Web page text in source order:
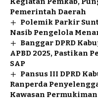
Pemerintah Daerah
Polemik Parkir
Nasib Pengelola
Banggar DPRD
APBD 2025, Pastikan
SAP
Pansus III DPRD
Ranperda
Kawasan Permukiman